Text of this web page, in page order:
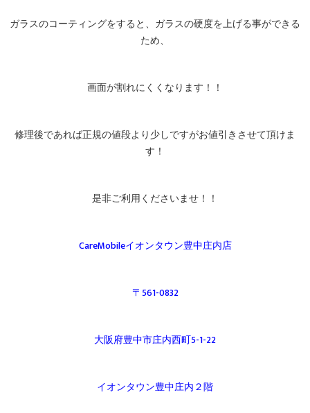
ガラスのコーティングをすると、ガラスの硬度を上げる事ができる
ため、
画面が割れにくくなります！！
修理後であれば正規の値段より少しですがお値引きさせて頂けま
す！
是非ご利用くださいませ！！
CareMobileイオンタウン豊中庄内店
〒561-0832
大阪府豊中市庄内西町5-1-22
イオンタウン豊中庄内２階